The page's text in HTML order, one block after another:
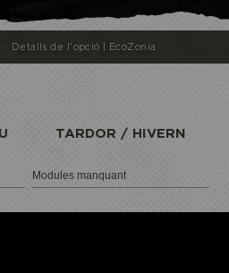
› Detalls de l'opció | EcoZonia
TARDOR / HIVERN
Modules manquant